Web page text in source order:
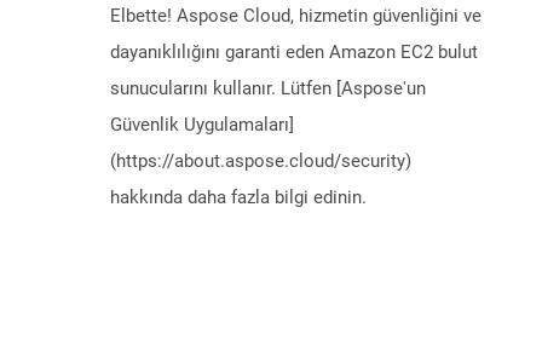
Elbette! Aspose Cloud, hizmetin güvenliğini ve
dayanıklılığını garanti eden Amazon EC2 bulut
sunucularını kullanır. Lütfen [Aspose'un
Güvenlik Uygulamaları]
(https://about.aspose.cloud/security)
hakkında daha fazla bilgi edinin.